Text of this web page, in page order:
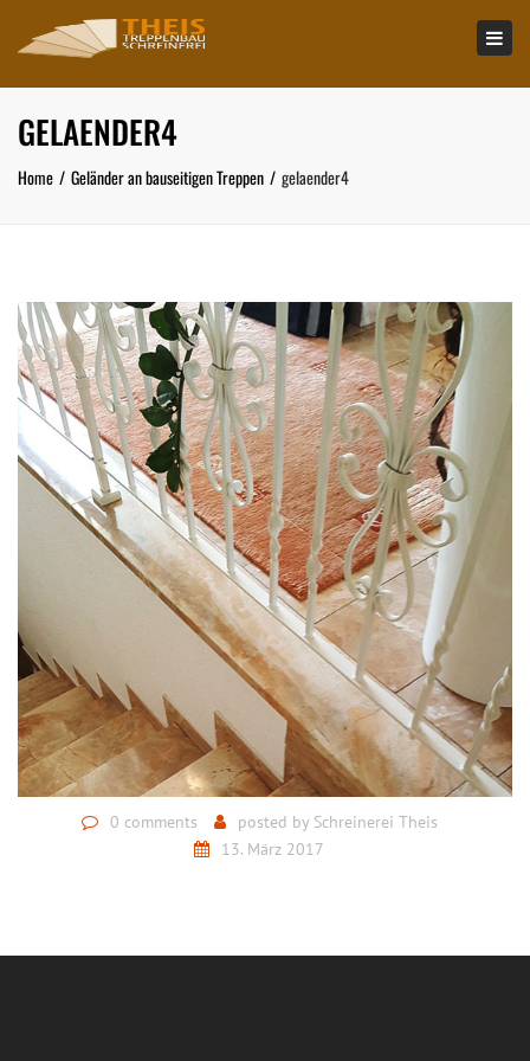
GELAENDER4
Home Geländer an bauseitigen Treppen gelaender4
0 comments posted by Schreinerei Theis
13. März 2017